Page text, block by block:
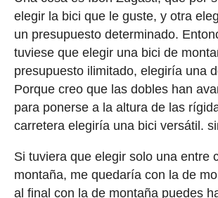
elegir la bici que le guste, y otra
un presupuesto determinado.
tuviese que elegir una bici de
presupuesto ilimitado, elegiría una
Porque creo que las dobles han
para ponerse a la altura de las
carretera elegiría una bici versátil.
Si tuviera que elegir solo una entre
montaña, me quedaría con la de
al final con la de montaña puedes